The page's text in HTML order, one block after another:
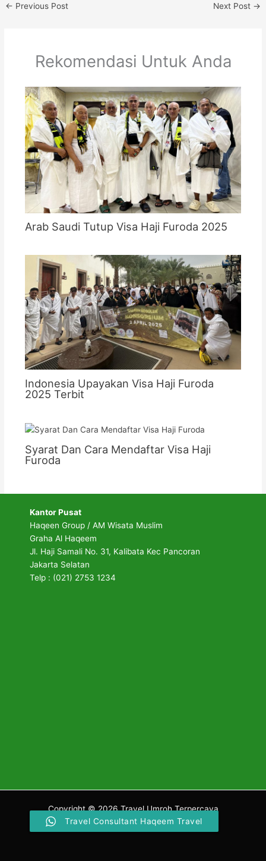
← Previous Post Next Post →
Rekomendasi Untuk Anda
Arab Saudi Tutup Visa Haji Furoda 2025
Indonesia Upayakan Visa Haji Furoda
2025 Terbit
Syarat Dan Cara Mendaftar Visa Haji
Furoda
Kantor Pusat
Haqeen Group / AM Wisata Muslim
Graha Al Haqeem
Jl. Haji Samali No. 31, Kalibata Kec Pancoran
Jakarta Selatan
Telp : (021) 2753 1234
Copyright © 2026 Travel Umroh Terpercaya
Travel Consultant Haqeem Travel